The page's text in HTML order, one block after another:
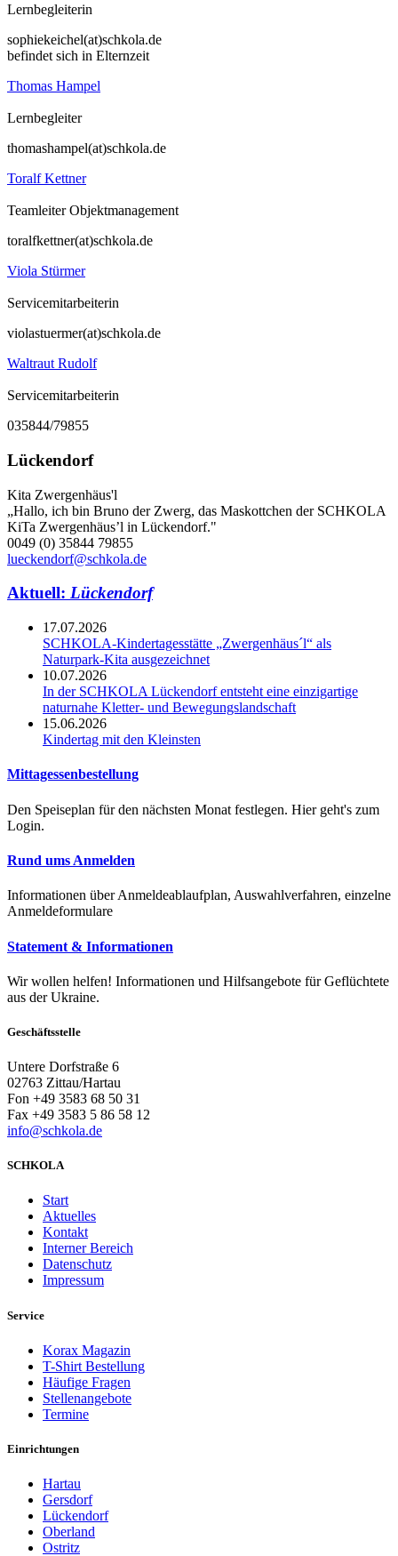
Lernbegleiterin
sophiekeichel(at)schkola.de
befindet sich in Elternzeit
Thomas Hampel
Lernbegleiter
thomashampel(at)schkola.de
Toralf Kettner
Teamleiter Objektmanagement
toralfkettner(at)schkola.de
Viola Stürmer
Servicemitarbeiterin
violastuermer(at)schkola.de
Waltraut Rudolf
Servicemitarbeiterin
035844/79855
Lückendorf
Kita Zwergenhäus'l
„Hallo, ich bin Bruno der Zwerg, das Maskottchen der SCHKOLA
KiTa Zwergenhäus’l in Lückendorf."
0049 (0) 35844 79855
lueckendorf@schkola.de
Aktuell: Lückendorf
17.07.2026
SCHKOLA-Kindertagesstätte „Zwergenhäus´l“ als
Naturpark-Kita ausgezeichnet
10.07.2026
In der SCHKOLA Lückendorf entsteht eine einzigartige
naturnahe Kletter- und Bewegungslandschaft
15.06.2026
Kindertag mit den Kleinsten
Mittagessenbestellung
Den Speiseplan für den nächsten Monat festlegen. Hier geht's zum
Login.
Rund ums Anmelden
Informationen über Anmeldeablaufplan, Auswahlverfahren, einzelne
Anmeldeformulare
Statement & Informationen
Wir wollen helfen! Informationen und Hilfsangebote für Geflüchtete
aus der Ukraine.
Geschäftsstelle
Untere Dorfstraße 6
02763 Zittau/Hartau
Fon +49 3583 68 50 31
Fax +49 3583 5 86 58 12
info@schkola.de
SCHKOLA
Start
Aktuelles
Kontakt
Interner Bereich
Datenschutz
Impressum
Service
Korax Magazin
T-Shirt Bestellung
Häufige Fragen
Stellenangebote
Termine
Einrichtungen
Hartau
Gersdorf
Lückendorf
Oberland
Ostritz